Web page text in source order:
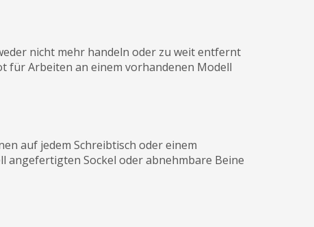
nicht mehr handeln oder zu weit entfernt
für Arbeiten an einem vorhandenen Modell
auf jedem Schreibtisch oder einem
angefertigten Sockel oder abnehmbare Beine